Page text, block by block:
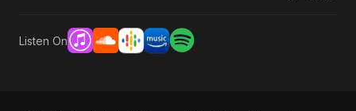
Listen On